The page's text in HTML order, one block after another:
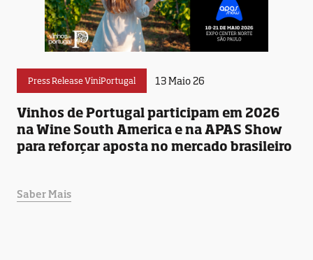
Press Release ViniPortugal 13 Maio 26
Vinhos de Portugal participam em 2026
na Wine South America e na APAS Show
para reforçar aposta no mercado brasileiro
Saber Mais